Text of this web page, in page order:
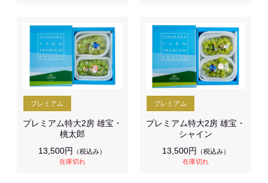
プレミアム特大2房 雄宝・
桃太郎
13,500円
（税込み）
在庫切れ
プレミアム特大2房 雄宝・
シャイン
13,500円
（税込み）
在庫切れ